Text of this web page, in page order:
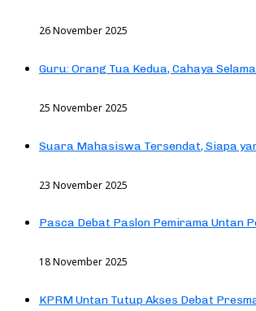
26 November 2025
Guru: Orang Tua Kedua, Cahaya
25 November 2025
Suara Mahasiswa Tersendat, Siapa
23 November 2025
Pasca Debat Paslon Pemirama Untan
18 November 2025
KPRM Untan Tutup Akses Debat